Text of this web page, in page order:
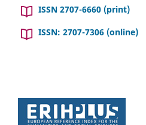
ISSN 2707-6660 (print)
ISSN: 2707-7306 (online)